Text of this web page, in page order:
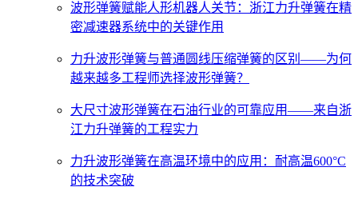
波形弹簧赋能人形机器人关节：浙江力升弹簧在精
密减速器系统中的关键作用
力升波形弹簧与普通圆线压缩弹簧的区别——为何
越来越多工程师选择波形弹簧？
大尺寸波形弹簧在石油行业的可靠应用——来自浙
江力升弹簧的工程实力
力升波形弹簧在高温环境中的应用：耐高温600°C
的技术突破